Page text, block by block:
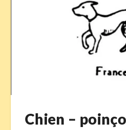
Chien –